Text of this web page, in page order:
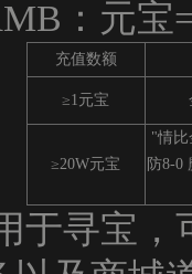
：元宝
充值数额
≥1元宝
≥20W元宝
"情比
防8-0
于寻宝，